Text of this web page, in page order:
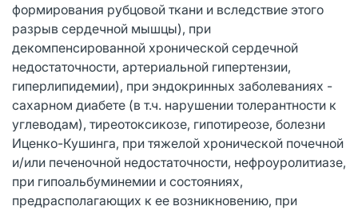
формирования рубцовой ткани и вследствие этого
разрыв сердечной мышцы), при
декомпенсированной хронической сердечной
недостаточности, артериальной гипертензии,
гиперлипидемии), при эндокринных заболеваниях -
сахарном диабете (в т.ч. нарушении толерантности к
углеводам), тиреотоксикозе, гипотиреозе, болезни
Иценко-Кушинга, при тяжелой хронической почечной
и/или печеночной недостаточности, нефроуролитиазе,
при гипоальбуминемии и состояниях,
предрасполагающих к ее возникновению, при